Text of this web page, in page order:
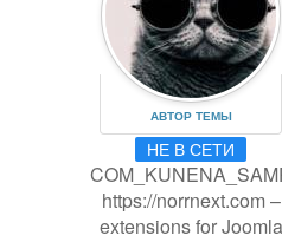
АВТОР ТЕМЫ
НЕ В СЕТИ
https://norrnext.com –
extensions for Joomla